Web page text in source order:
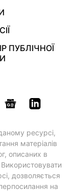
ПУБЛІЧНОЇ
ресурсі,
матеріалів
описаних в
Використовувати
дозволяється
на